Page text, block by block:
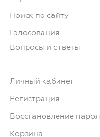
Поиск по сайту
Голосования
Вопросы и ответы
Личный кабинет
Регистрация
Восстановление
Корзина